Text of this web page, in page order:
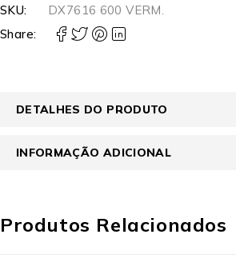
SKU:
DX7616 600 VERM.
Share:
DETALHES DO PRODUTO
INFORMAÇÃO ADICIONAL
Produtos Relacionados